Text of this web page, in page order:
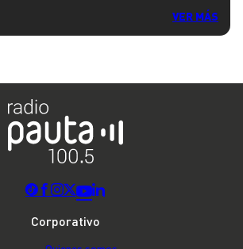
VER MÁS
Corporativo